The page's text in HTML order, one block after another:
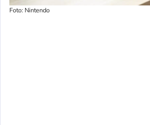
Foto: Nintendo